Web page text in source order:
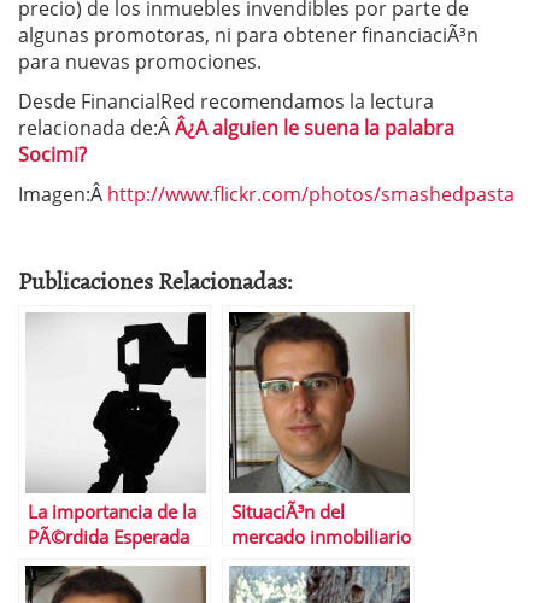
precio) de los inmuebles invendibles por parte de
algunas promotoras, ni para obtener financiaciÃ³n
para nuevas promociones.
Desde FinancialRed recomendamos la lectura
relacionada de:ÂÂ¿A alguien le suena la palabra
Socimi?
Imagen:Â http://www.flickr.com/photos/smashedpasta
Publicaciones Relacionadas:
La importancia de la
PÃ©rdida Esperada
SituaciÃ³n del
mercado inmobiliario
espaÃ±ol
independientemente